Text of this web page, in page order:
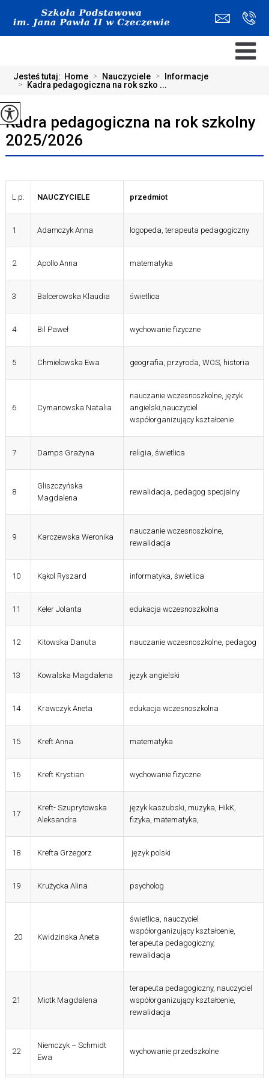
Jesteś tutaj: Home > Nauczyciele > Informacje
> Kadra pedagogiczna na rok szko ...
Kadra pedagogiczna na rok szkolny
2025/2026
L.p. NAUCZYCIELE przedmiot
1 Adamczyk Anna logopeda, terapeuta pedagogiczny
2 Apollo Anna matematyka
3 Balcerowska Klaudia świetlica
4 Bil Paweł wychowanie fizyczne
5 Chmielowska Ewa geografia, przyroda, WOS, historia
6 Cymanowska Natalia
nauczanie wczesnoszkolne, język
angielski,nauczyciel
współorganizujący kształcenie
7 Damps Grażyna religia, świetlica
8
Gliszczyńska
Magdalena
rewalidacja, pedagog specjalny
9 Karczewska Weronika
nauczanie wczesnoszkolne,
rewalidacja
10 Kąkol Ryszard informatyka, świetlica
11 Keler Jolanta edukacja wczesnoszkolna
12 Kitowska Danuta nauczanie wczesnoszkolne, pedagog
13 Kowalska Magdalena język angielski
14 Krawczyk Aneta edukacja wczesnoszkolna
15 Kreft Anna matematyka
16 Kreft Krystian wychowanie fizyczne
17
Kreft- Szuprytowska
Aleksandra
język kaszubski, muzyka, HikK,
fizyka, matematyka,
18 Krefta Grzegorz język polski
19 Krużycka Alina psycholog
20 Kwidzinska Aneta
świetlica, nauczyciel
współorganizujący kształcenie,
terapeuta pedagogiczny,
rewalidacja
21 Miotk Magdalena
terapeuta pedagogiczny, nauczyciel
współorganizujący kształcenie,
rewalidacja
22
Niemczyk – Schmidt
Ewa
wychowanie przedszkolne